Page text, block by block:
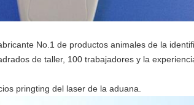
No.1 de productos animales de la
de taller, 100 trabajadores y la
pringting del laser de la aduana.